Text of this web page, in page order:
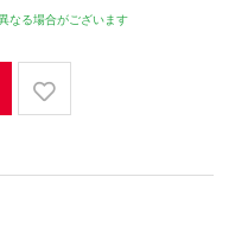
なる場合がございます